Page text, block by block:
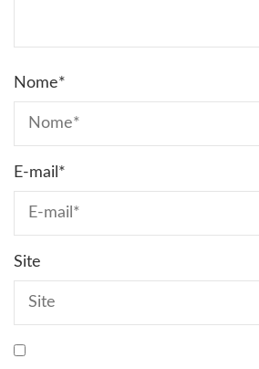
Nome*
E-mail *
Site